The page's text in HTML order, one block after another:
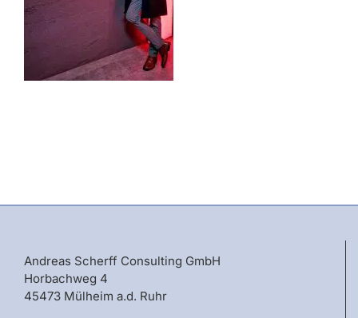
Andreas Scherff Consulting GmbH
Horbachweg 4
45473 Mülheim a.d. Ruhr